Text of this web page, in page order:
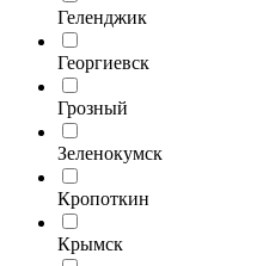
Геленджик
Георгиевск
Грозный
Зеленокумск
Кропоткин
Крымск